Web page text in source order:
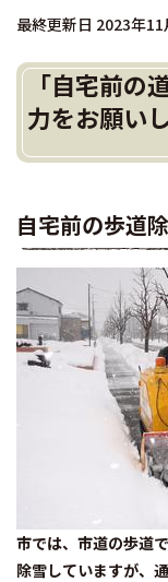
最終更新日 2023年11
「自宅前の
力をお願い
自宅前の歩道
市では、市道の歩道
除雪していますが、